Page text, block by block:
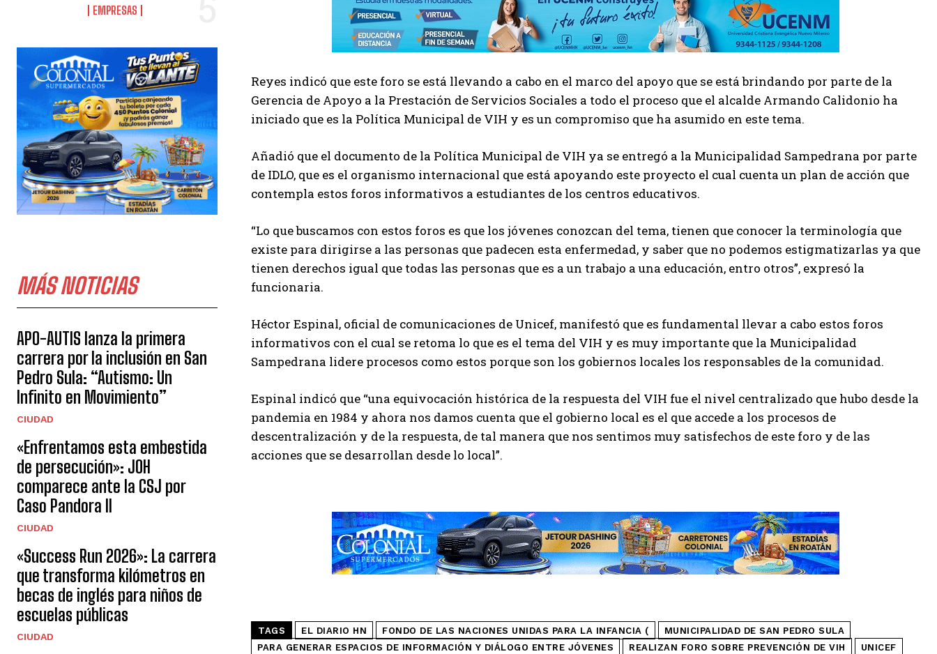
EMPRESAS
MÁS NOTICIAS
APO-AUTIS lanza la primera
carrera por la inclusión en San
Pedro Sula: “Autismo: Un
Infinito en Movimiento”
CIUDAD
«Enfrentamos esta embestida
de persecución»: JOH
comparece ante la CSJ por
Caso Pandora II
CIUDAD
«Success Run 2026»: La carrera
que transforma kilómetros en
becas de inglés para niños de
escuelas públicas
CIUDAD
Reyes indicó que este foro se está llevando a cabo en el marco del apoyo que se está brindando por parte de la
Gerencia de Apoyo a la Prestación de Servicios Sociales a todo el proceso que el alcalde Armando Calidonio ha
iniciado que es la Política Municipal de VIH y es un compromiso que ha asumido en este tema.
Añadió que el documento de la Política Municipal de VIH ya se entregó a la Municipalidad Sampedrana por parte
de IDLO, que es el organismo internacional que está apoyando este proyecto el cual cuenta un plan de acción que
contempla estos foros informativos a estudiantes de los centros educativos.
“Lo que buscamos con estos foros es que los jóvenes conozcan del tema, tienen que conocer la terminología que
existe para dirigirse a las personas que padecen esta enfermedad, y saber que no podemos estigmatizarlas ya que
tienen derechos igual que todas las personas que es a un trabajo a una educación, entro otros”, expresó la
funcionaria.
Héctor Espinal, oficial de comunicaciones de Unicef, manifestó que es fundamental llevar a cabo estos foros
informativos con el cual se retoma lo que es el tema del VIH y es muy importante que la Municipalidad
Sampedrana lidere procesos como estos porque son los gobiernos locales los responsables de la comunidad.
Espinal indicó que “una equivocación histórica de la respuesta del VIH fue el nivel centralizado que hubo desde la
pandemia en 1984 y ahora nos damos cuenta que el gobierno local es el que accede a los procesos de
descentralización y de la respuesta, de tal manera que nos sentimos muy satisfechos de este foro y de las
acciones que se desarrollan desde lo local”.
TAGS EL DIARIO HN FONDO DE LAS NACIONES UNIDAS PARA LA INFANCIA (
MUNICIPALIDAD DE SAN PEDRO SULA
PARA GENERAR ESPACIOS DE INFORMACIÓN Y DIÁLOGO ENTRE JÓVENES
REALIZAN FORO SOBRE PREVENCIÓN DE VIH
UNICEF